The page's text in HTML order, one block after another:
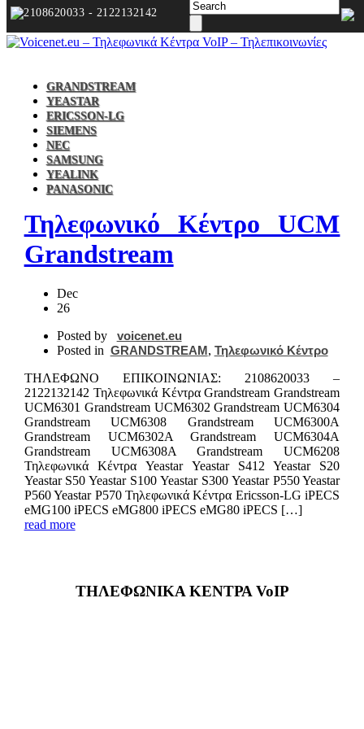
2108620033 - 2122132142
GRANDSTREAM
YEASTAR
ERICSSON-LG
SIEMENS
NEC
SAMSUNG
YEALINK
PANASONIC
Τηλεφωνικό Κέντρο UCM
Grandstream
Dec
26
Posted by
voicenet.eu
Posted in GRANDSTREAM, Τηλεφωνικό Κέντρο
ΤΗΛΕΦΩΝΟ ΕΠΙΚΟIΝΩΝΙΑΣ: 2108620033 –
2122132142 Τηλεφωνικά Κέντρα Grandstream Grandstream
UCM6301 Grandstream UCM6302 Grandstream UCM6304
Grandstream UCM6308 Grandstream UCM6300A
Grandstream UCM6302A Grandstream UCM6304A
Grandstream UCM6308A Grandstream UCM6208
Τηλεφωνικά Κέντρα Yeastar Yeastar S412 Yeastar S20
Yeastar S50 Yeastar S100 Yeastar S300 Yeastar P550 Yeastar
P560 Yeastar P570 Τηλεφωνικά Κέντρα Ericsson-LG iPECS
eMG100 iPECS eMG800 iPECS eMG80 iPECS […]
read more
ΤΗΛΕΦΩΝΙΚΑ ΚΕΝΤΡΑ VoIP